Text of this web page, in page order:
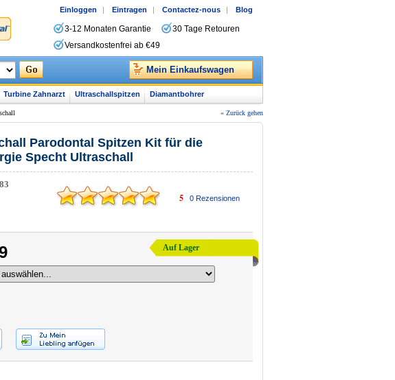
Einloggen | Eintragen | Contactez-nous | Blog
3-12 Monaten Garantie
30 Tage Retouren
Versandkostenfrei ab €49
Mein Einkaufswagen
Turbine Zahnarzt Ultraschallspitzen Diamantbohrer
« Zurück gehen
Parodontal Spitzen Kit für die
Specht Ultraschall
5 0Rezensionen
Auf Lager